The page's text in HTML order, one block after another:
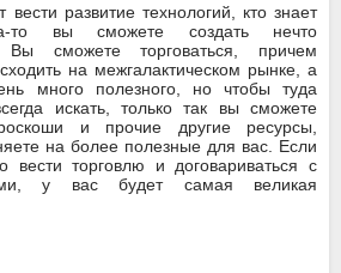
развитие технологий, кто знает
то вы сможете создать нечто
Вы сможете торговаться, причем
на межгалактическом рынке, а
много полезного, но чтобы туда
искать, только так вы сможете
и прочие другие ресурсы,
на более полезные для вас. Если
вести торговлю и договариваться с
у вас будет самая великая